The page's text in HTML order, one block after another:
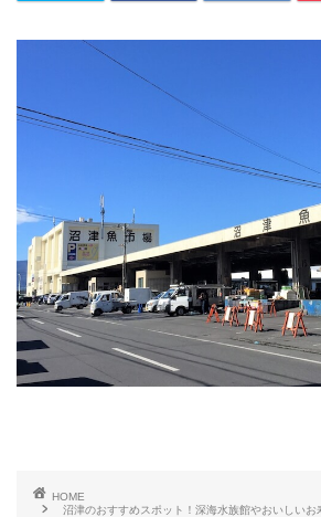
HOME
沼津のおすすめスポット！深海水族館やおいしいお